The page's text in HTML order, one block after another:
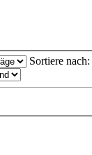
Sortiere nach: